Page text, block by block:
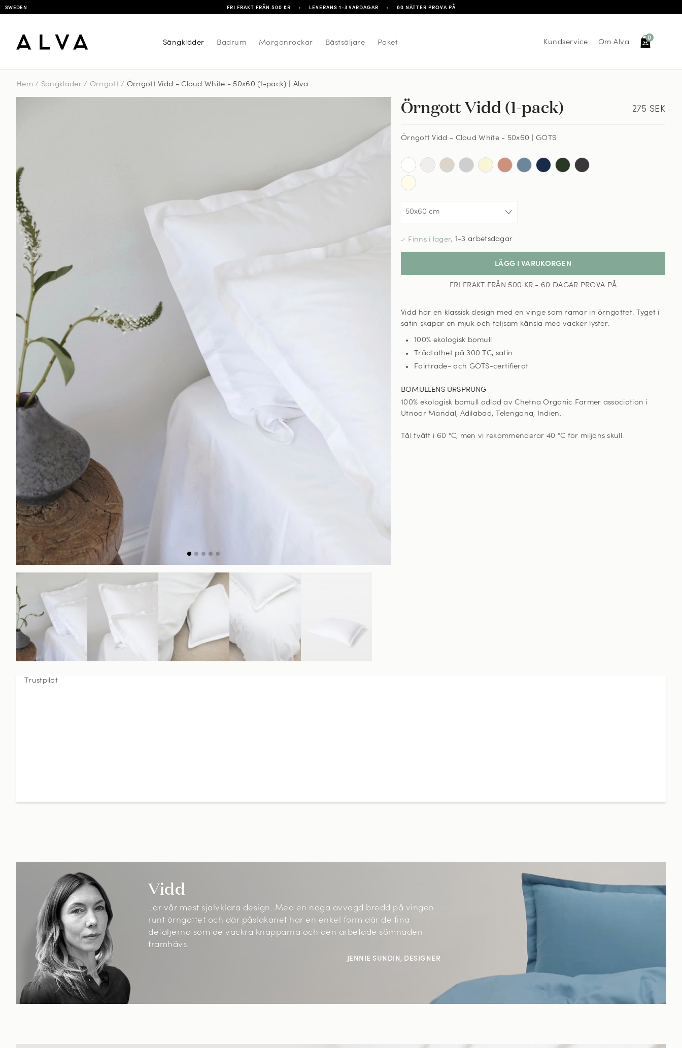
SWEDEN FRI FRAKT FRÅN 500 KR • LEVERANS 1-3 VARDAGAR • 60 NÄTTER PROVA PÅ
Sängkläder Badrum Morgonrockar Bästsäljare Paket Kundservice Om Alva
0
Hem/ Sängkläder/ Örngott / Örngott Vidd - Cloud White - 50x60 (1-pack) | Alva
275 SEK
Örngott Vidd (1-pack)
Örngott Vidd - Cloud White - 50x60 | GOTS
, 1-3 arbetsdagar
LÄGG I VARUKORGEN
FRI FRAKT FRÅN 500 KR - 60 DAGAR PROVA PÅ
Vidd har en klassisk design med en vinge som ramar in örngottet.
yget i
satin skapar en mjuk och följsam känsla med vacker lyster.
100% ekologisk bomull
Trådtäthet på 300 TC, satin
Fairtrade- och GOTS-certifierat
BOMULLENS URSPRUNG
100% ekologisk bomull odlad av Chetna Organic Farmer association i
Utnoor Mandal, Adilabad, Telengana, Indien.
Tål tvätt i 60 °C, men vi rekommenderar 40 °C för miljöns skull .
Trustpilot
Vidd
..är vår mest självklara design. Med en noga avvägd bredd på vingen
runt örngottet och där påslakanet har en enkel form där de fina
detaljerna som de vackra knapparna och den arbetade sömnaden
framhävs.
JENNIE SUNDIN, DESIGNER